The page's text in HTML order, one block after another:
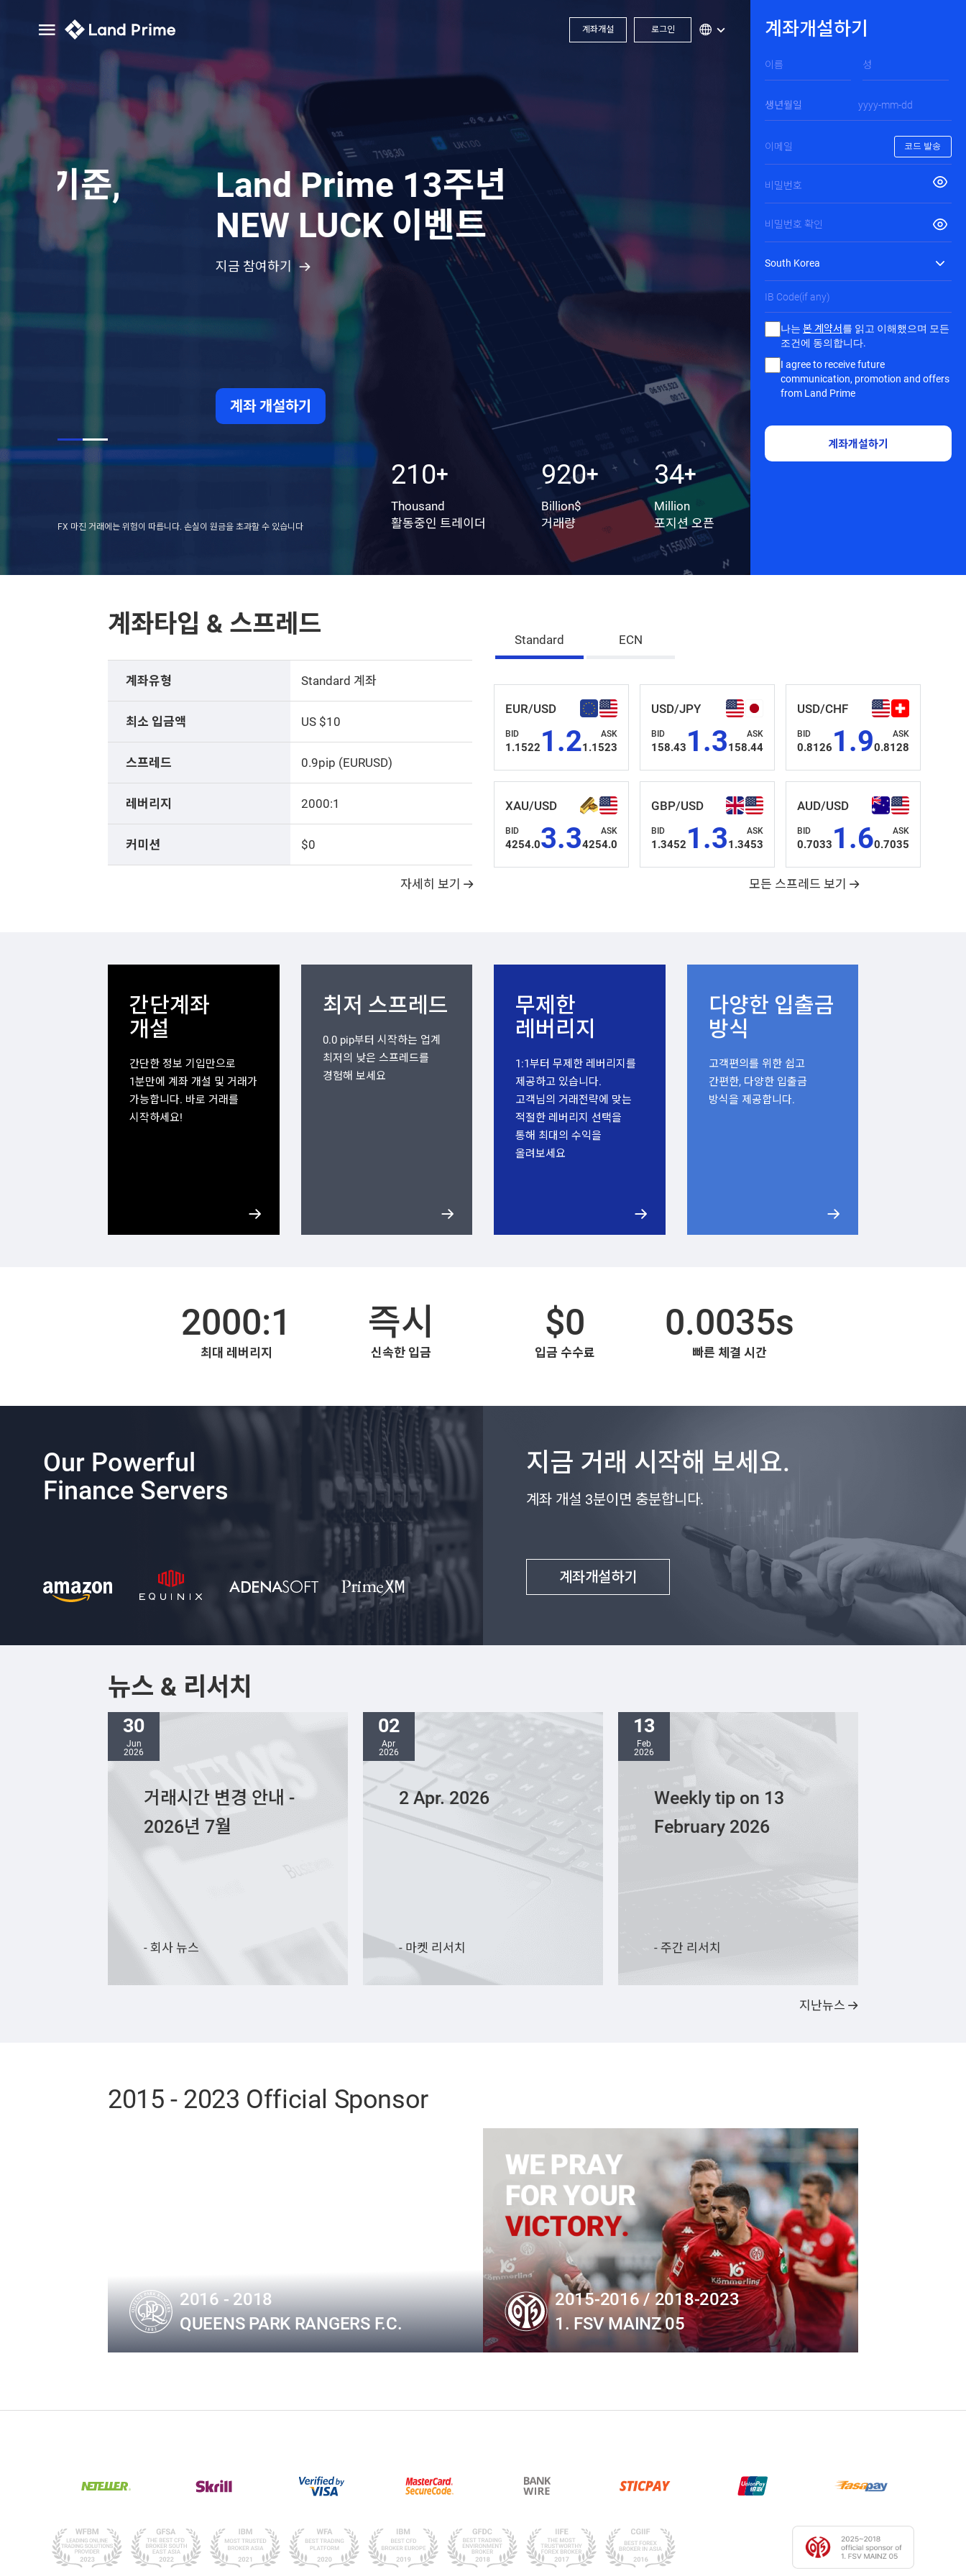
계좌개설 로그인
Land Prime 13주년 기념!
NEW LUCK 이벤트
코인 거래의 새로운 기준,
LandPrime
자세히 보기
계좌 개설하기
FX 마진 거래에는 위험이 따릅니다. 손실이 원금을 초과할 수 있습니다
210+
Thousand
활동중인 트레이더
920+
Billion$
거래량
34+
Million
포지션 오픈
계좌개설하기
생년월일
코드 발송
나는본 계약서 를 읽고 이해했으며 모든
조건에 동의합니다.
I agree to receive future
communication, promotion and offers
from Land Prime
계좌개설하기
계좌타입 & 스프레드
Standard ECN
EUR/USD
BID
1.1522 1.2 ASK
1.1523
USD/JPY
BID
158.43 1.3 ASK
158.44
USD/CHF
BID
0.8126 1.9 ASK
0.8128
XAU/USD
BID
4254.03.3 ASK
4254.0
GBP/USD
BID
1.3452 1.3 ASK
1.3453
AUD/USD
BID
0.7033 1.6 ASK
0.7035
모든 스프레드 보기
계좌유형 Standard 계좌
최소 입금액 US $10
스프레드 0.9pip (EURUSD)
레버리지 2000:1
커미션 $0
자세히 보기
간단계좌
개설
간단한 정보 기입만으로
1분만에 계좌 개설 및 거래가
가능합니다. 바로 거래를
시작하세요!
최저 스프레드
0.0 pip부터 시작하는 업계
최저의 낮은 스프레드를
경험해 보세요
무제한
레버리지
1:1부터 무제한 레버리지를
제공하고 있습니다.
고객님의 거래전략에 맞는
적절한 레버리지 선택을
통해 최대의 수익을
올려보세요
다양한 입출금
방식
고객편의를 위한 쉽고
간편한, 다양한 입출금
방식을 제공합니다.
2000:1
최대 레버리지
즉시
신속한 입금
$0
입금 수수료
0.0035s
빠른 체결 시간
Our Powerful
Finance Servers
지금 거래 시작해 보세요.
계좌 개설 3분이면 충분합니다.
계좌개설하기
뉴스 & 리서치
30
Jun
2026
거래시간 변경 안내 -
2026년 7월
- 회사 뉴스
02
Apr
2026
2 Apr. 2026
- 마켓 리서치
13
Feb
2026
Weekly tip on 13
February 2026
- 주간 리서치
지난뉴스
2015 - 2023 Official Sponsor
2016 - 2018
QUEENS PARK RANGERS F.C.
2015-2016 / 2018-2023
1. FSV MAINZ 05